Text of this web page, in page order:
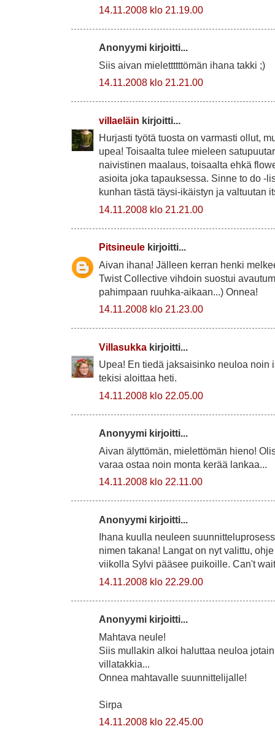
14.11.2008 klo 21.19.00
Anonyymi kirjoitti...
Siis aivan mielettttttömän ihana takki ;)
14.11.2008 klo 21.21.00
villaeläin kirjoitti...
Hurjasti työtä tuosta on varmasti ollut,
upea! Toisaalta tulee mieleen
naivistinen maalaus, toisaalta ehkä
asioita joka tapauksessa. Sinne to do -
kunhan tästä täysi-ikäistyn ja valtuutan
14.11.2008 klo 21.21.00
Pitsineule kirjoitti...
Aivan ihana! Jälleen kerran henki
Twist Collective vihdoin suostui
pahimpaan ruuhka-aikaan...) Onnea!
14.11.2008 klo 21.23.00
Villasukka kirjoitti...
Upea! En tiedä jaksaisinko neuloa noin
tekisi aloittaa heti.
14.11.2008 klo 22.05.00
Anonyymi kirjoitti...
Aivan älyttömän, mielettömän hieno!
varaa ostaa noin monta kerää lankaa...
14.11.2008 klo 22.11.00
Anonyymi kirjoitti...
Ihana kuulla neuleen
nimen takana! Langat on nyt valittu,
viikolla Sylvi pääsee puikoille. Can't
14.11.2008 klo 22.29.00
Anonyymi kirjoitti...
Mahtava neule!
Siis mullakin alkoi haluttaa neuloa
villatakkia...
Onnea mahtavalle suunnittelijalle!
Sirpa
14.11.2008 klo 22.45.00